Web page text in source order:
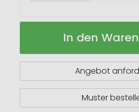
Honua
aus
mit
aus
Auf
In den
Angebot
Muster